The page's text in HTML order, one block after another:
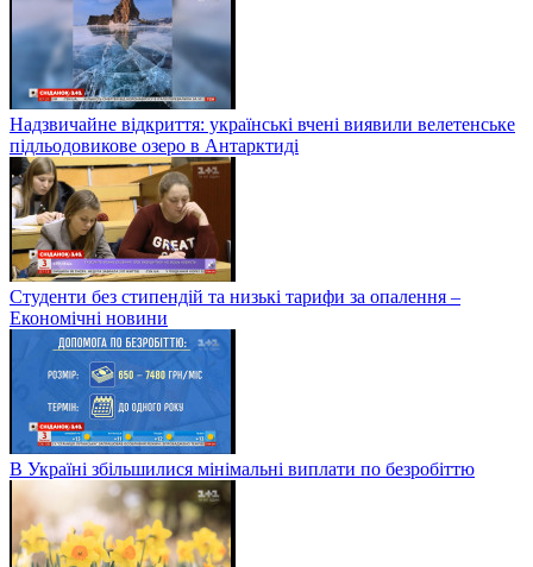
Надзвичайне відкриття: українські вчені виявили велетенське
підльодовикове озеро в Антарктиді
Студенти без стипендій та низькі тарифи за опалення –
Економічні новини
В Україні збільшилися мінімальні виплати по безробіттю